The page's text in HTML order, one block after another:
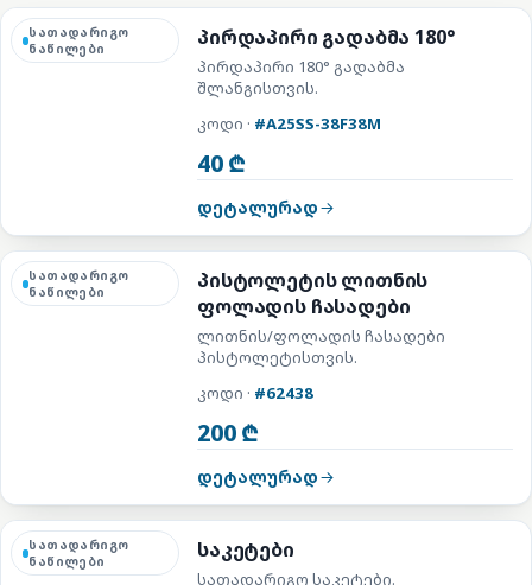
სათადარიგო
ნაწილები
პირდაპირი გადაბმა 180°
პირდაპირი 180° გადაბმა
შლანგისთვის.
კოდი · #A25SS-38F38M
40 ₾
დეტალურად
სათადარიგო
ნაწილები
პისტოლეტის ლითნის
ფოლადის ჩასადები
ლითნის/ფოლადის ჩასადები
პისტოლეტისთვის.
კოდი · #62438
200 ₾
დეტალურად
სათადარიგო
ნაწილები
საკეტები
სათადარიგო საკეტები.